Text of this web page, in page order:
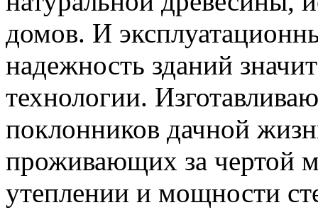
домов. И
надежность зданий
технологии.
поклонников дачной
проживающих за чертой
утеплении и мощности